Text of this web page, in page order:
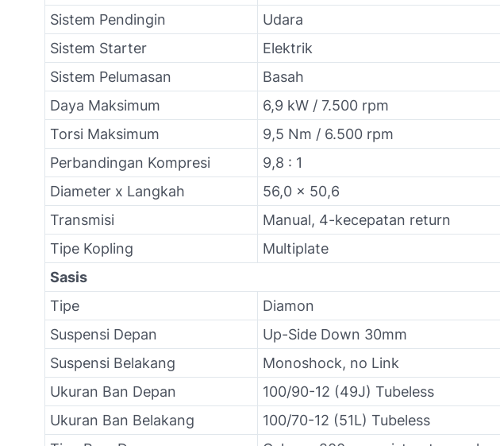
Sistem Pendingin
Udara
Sistem Starter
Elektrik
Sistem Pelumasan
Basah
Daya Maksimum
6,9 kW / 7.500 rpm
Torsi Maksimum
9,5 Nm / 6.500 rpm
Perbandingan Kompresi
9,8 : 1
Diameter x Langkah
56,0 x 50,6
Transmisi
Manual, 4-kecepatan return
Tipe Kopling
Multiplate
Sasis
Tipe
Diamon
Suspensi Depan
Up-Side Down 30mm
Suspensi Belakang
Monoshock, no Link
Ukuran Ban Depan
100/90-12 (49J) Tubeless
Ukuran Ban Belakang
100/70-12 (51L) Tubeless